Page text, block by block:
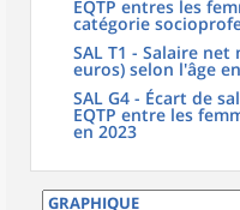
EQTP entres les
catégorie
SAL T1 - Salaire net
euros) selon l'âge
SAL G4 - Écart de
EQTP entre les
en 2023